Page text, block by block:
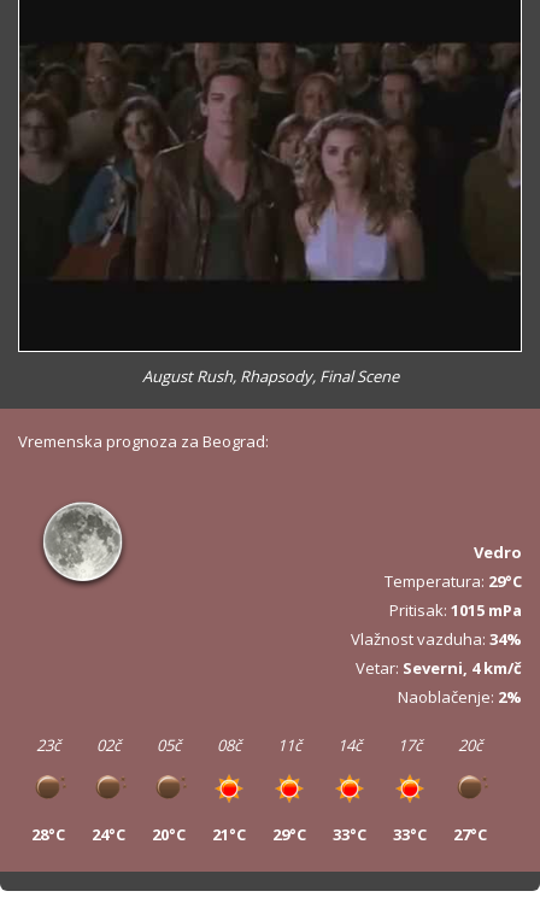
August Rush, Rhapsody, Final Scene
Vremenska prognoza za Beograd:
Vedro
Temperatura: 29°C
Pritisak: 1015 mPa
Vlažnost vazduha: 34%
Vetar: Severni, 4 km/č
Naoblačenje: 2%
23č
28°C
02č
24°C
05č
20°C
08č
21°C
11č
29°C
14č
33°C
17č
33°C
20č
27°C